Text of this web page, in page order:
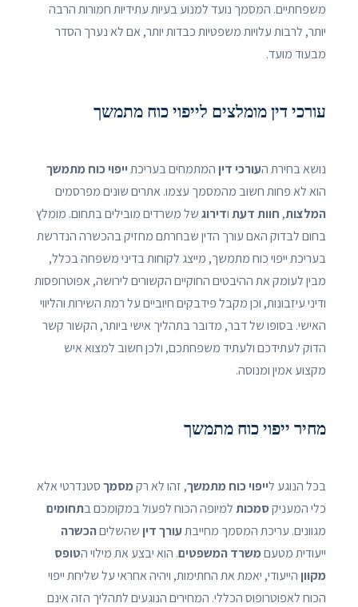
משפחתיים. המסמך נועד למנוע בעיות עתידיות חמורות הרבה
יותר, לרבות עלויות משפטיות כבדות יותר, אם לא נערך הסדר
מבעוד מועד.
עורכי דין מומלצים לייפוי כוח מתמשך
נושא בחירת העורכי דין המתמחים בעריכתייפוי כוח מתמשך
הוא לא פחות חשוב מהמסמך עצמו. אתרים שונים מפרסמים
המלצות, חוות דעתודירוגשל משרדים מובילים בתחום. מומלץ
בחום לבדוק האם עורך הדין שבחרתם מחזיק בהכשרה הנדרשת
בעריכת ייפוי כוח מתמשך, מייצג לקוחות בדיני משפחה בכלל,
מבין לעומק את ההיבטים החוקיים הקשורים לירושה, אפוטרופסות
ודיני עיזבונות, וכן מקבל פידבקים חיוביים על רמת השירות והליווי
האישי. בסופו של דבר, מדובר בתהליך אישי ביותר, הקשור קשר
הדוק לעתידכם ולעתיד משפחתכם, ולכן חשוב למצוא איש
מקצוע אמין ומנוסה.
מחיר ייפוי כוח מתמשך
בכל הנוגע לייפוי כוח מתמשך, זהו לא רקמסמךסטנדרטי אלא
כלי המעניקסמכותלמיופה הכוח לפעול במקומכם בתחומים
מגוונים. עריכת המסמך מחייבתעורך דין שהשליםהכשרה
ייעודית מטעםמשרד המשפטים. הוא יבצע את מילוי הטופס
מקוון הייעודי, יאמת את החתימות, ויהיה אחראי על שליחת ייפוי
הכוח לאפוטרופוס הכללי. המחירים הנוגעים לתהליך הזה אינם